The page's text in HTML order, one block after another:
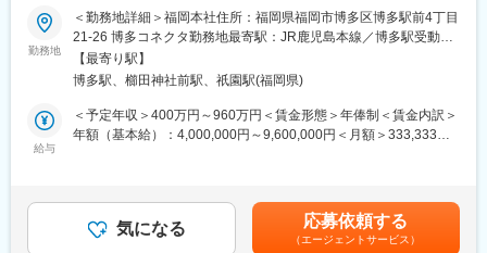
を担うマネジメントポジションだけでなく、エキスパート的役割
としてデータサイエンティストのスペシャリストを目指せます。
・スピード感のある環境で会社の利益に直結する案件に携わるこ
とができるので、常にエキサイティングな経験ができます。
・機械学習ツールとしてDataRobot、DWHとしてGCPを導入し、
自動化や精度向上のための技術も積極的に取り入れています。
・一定の出社はありますがリモートワークも可能なためワークラ
■具体的な業務内容：
与信精度の向上や審査業務の自動化に関する企画・実行・推進を
お任せいたします。
・初期与信業務の最適化に向けた企画、構築
・会員の途上与信管理業務の企画、構築
・審査の自動化に関する企画、推進
・審査データを駆使した分析・改善の実行
・与信精度、審査業務改善に関するプロジェクトの推進
審査分野に限らず、クレジットカードのプロセッシング業務全般
のノウハウを蓄積することができます。
難易度の高い企画・改善をスピード感もって実行していくため、
勤務地
＜勤務地詳細＞福岡本社住所：福岡県福岡市博多区博多駅前4丁目
21-26 博多コネクタ勤務地最寄駅：JR鹿児島本線／博多駅受動喫
煙対策：屋内喫煙可能場所あり変更の範囲：会社の定める事業所
（リモートワーク含む）
【最寄り駅】
博多駅、櫛田神社前駅、祇園駅(福岡県)
給与
＜予定年収＞400万円～960万円＜賃金形態＞年俸制＜賃金内訳＞
年額（基本給）：4,000,000円～9,600,000円＜月額＞333,333円
時金（インセンティブ）を支給（年1回）賃金はあくまでも目安の
金額であり、選考を通じて上下する可能性があります。月給(月額)
気になる 応募依頼する
（エージェントサービス）